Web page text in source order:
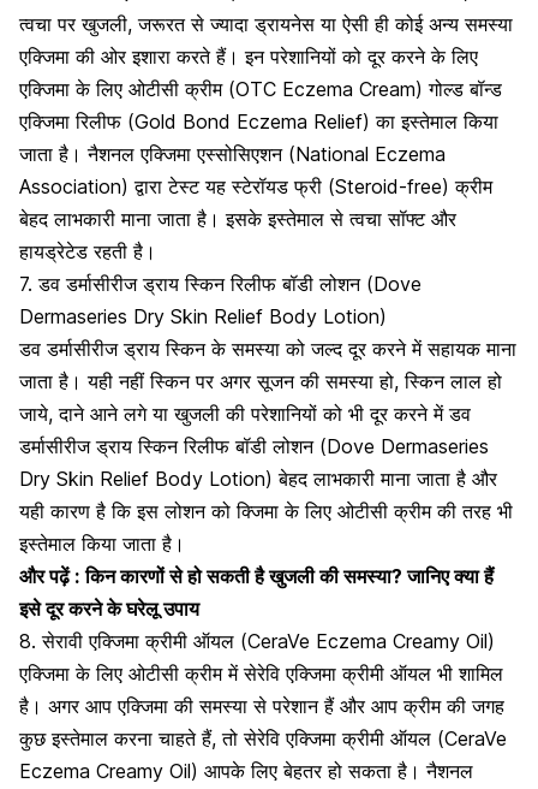
त्वचा पर खुजली, जरूरत से ज्यादा ड्रायनेस या ऐसी ही कोई अन्य समस्या
एक्जिमा की ओर इशारा करते हैं। इन परेशानियों को दूर करने के लिए
एक्जिमा के लिए ओटीसी क्रीम (OTC Eczema Cream) गोल्ड बॉन्ड
एक्जिमा रिलीफ (Gold Bond Eczema Relief) का इस्तेमाल किया
जाता है। नैशनल एक्जिमा एस्सोसिएशन (National Eczema
Association) द्वारा टेस्ट यह स्टेरॉयड फ्री (Steroid-free) क्रीम
बेहद लाभकारी माना जाता है। इसके इस्तेमाल से त्वचा सॉफ्ट और
हायड्रेटेड रहती है।
7. डव डर्मासीरीज ड्राय स्किन रिलीफ बॉडी लोशन (Dove
Dermaseries Dry Skin Relief Body Lotion)
डव डर्मासीरीज ड्राय स्किन के समस्या को जल्द दूर करने में सहायक माना
जाता है। यही नहीं स्किन पर अगर सूजन की समस्या हो,स्किन लाल हो
जाये, दाने आने लगे या खुजली की परेशानियों को भी दूर करने में डव
डर्मासीरीज ड्राय स्किन रिलीफ बॉडी लोशन (Dove Dermaseries
Dry Skin Relief Body Lotion) बेहद लाभकारी माना जाता है और
यही कारण है कि इस लोशन को क्जिमा के लिए ओटीसी क्रीम की तरह भी
इस्तेमाल किया जाता है।
और पढ़ें : किन कारणों से हो सकती है खुजली की समस्या? जानिए क्या हैं
इसे दूर करने के घरेलू उपाय
8. सेरावी एक्जिमा क्रीमी ऑयल (CeraVe Eczema Creamy Oil)
एक्जिमा के लिए ओटीसी क्रीम में सेरेवि एक्जिमा क्रीमी ऑयल भी शामिल
है। अगर आप एक्जिमा की समस्या से परेशान हैं और आप क्रीम की जगह
कुछ इस्तेमाल करना चाहते हैं, तो सेरेवि एक्जिमा क्रीमी ऑयल (CeraVe
Eczema Creamy Oil) आपके लिए बेहतर हो सकता है। नैशनल